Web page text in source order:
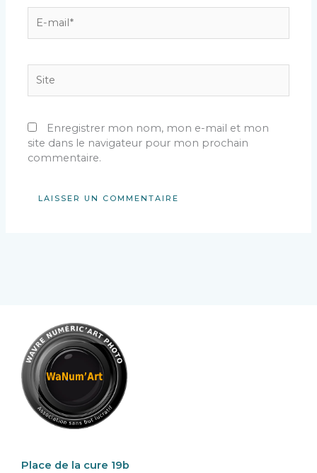
mail*
Enregistrer mon nom, mon e-mail et mon
site dans le navigateur pour mon prochain
commentaire.
Place de la cure 19b